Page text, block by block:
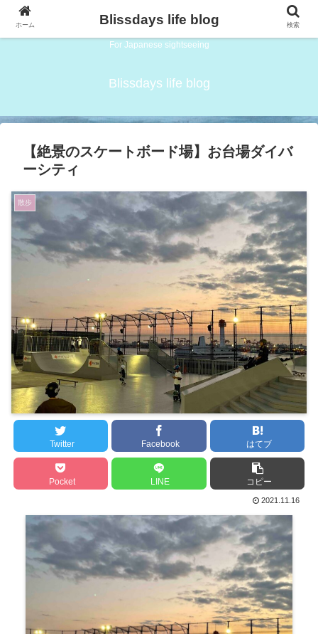
For Japanese sightseeing
Blissdays life blog
【絶景のスケートボード場】お台場ダイバ
ーシティ
散歩
Twitter Facebook はてブ
Pocket LINE コピー
2021.11.16
ホーム Blissdays life blog 検索